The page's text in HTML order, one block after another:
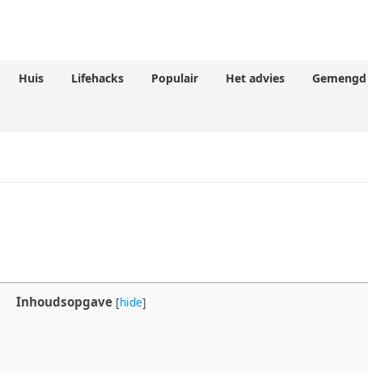
Huis Lifehacks Populair Het advies Gemengd
Inhoudsopgave [hide]